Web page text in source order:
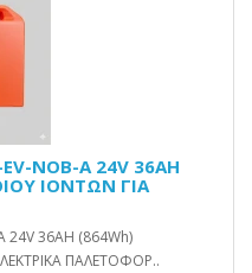
NOB-A 24V 36AH
ΙΟΝΤΩΝ ΓΙΑ
24V 36AH (864Wh)
ΠΑΛΕΤΟΦΟΡ..